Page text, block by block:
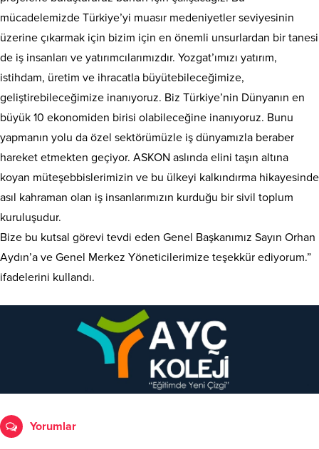
mücadelemizde Türkiye’yi muasır medeniyetler seviyesinin
üzerine çıkarmak için bizim için en önemli unsurlardan bir tanesi
de iş insanları ve yatırımcılarımızdır. Yozgat’ımızı yatırım,
istihdam, üretim ve ihracatla büyütebileceğimize,
geliştirebileceğimize inanıyoruz. Biz Türkiye’nin Dünyanın en
büyük 10 ekonomiden birisi olabileceğine inanıyoruz. Bunu
yapmanın yolu da özel sektörümüzle iş dünyamızla beraber
hareket etmekten geçiyor. ASKON aslında elini taşın altına
koyan müteşebbislerimizin ve bu ülkeyi kalkındırma hikayesinde
asıl kahraman olan iş insanlarımızın kurduğu bir sivil toplum
kuruluşudur.
Bize bu kutsal görevi tevdi eden Genel Başkanımız Sayın Orhan
Aydın’a ve Genel Merkez Yöneticilerimize teşekkür ediyorum.”
ifadelerini kullandı.
Yorumlar